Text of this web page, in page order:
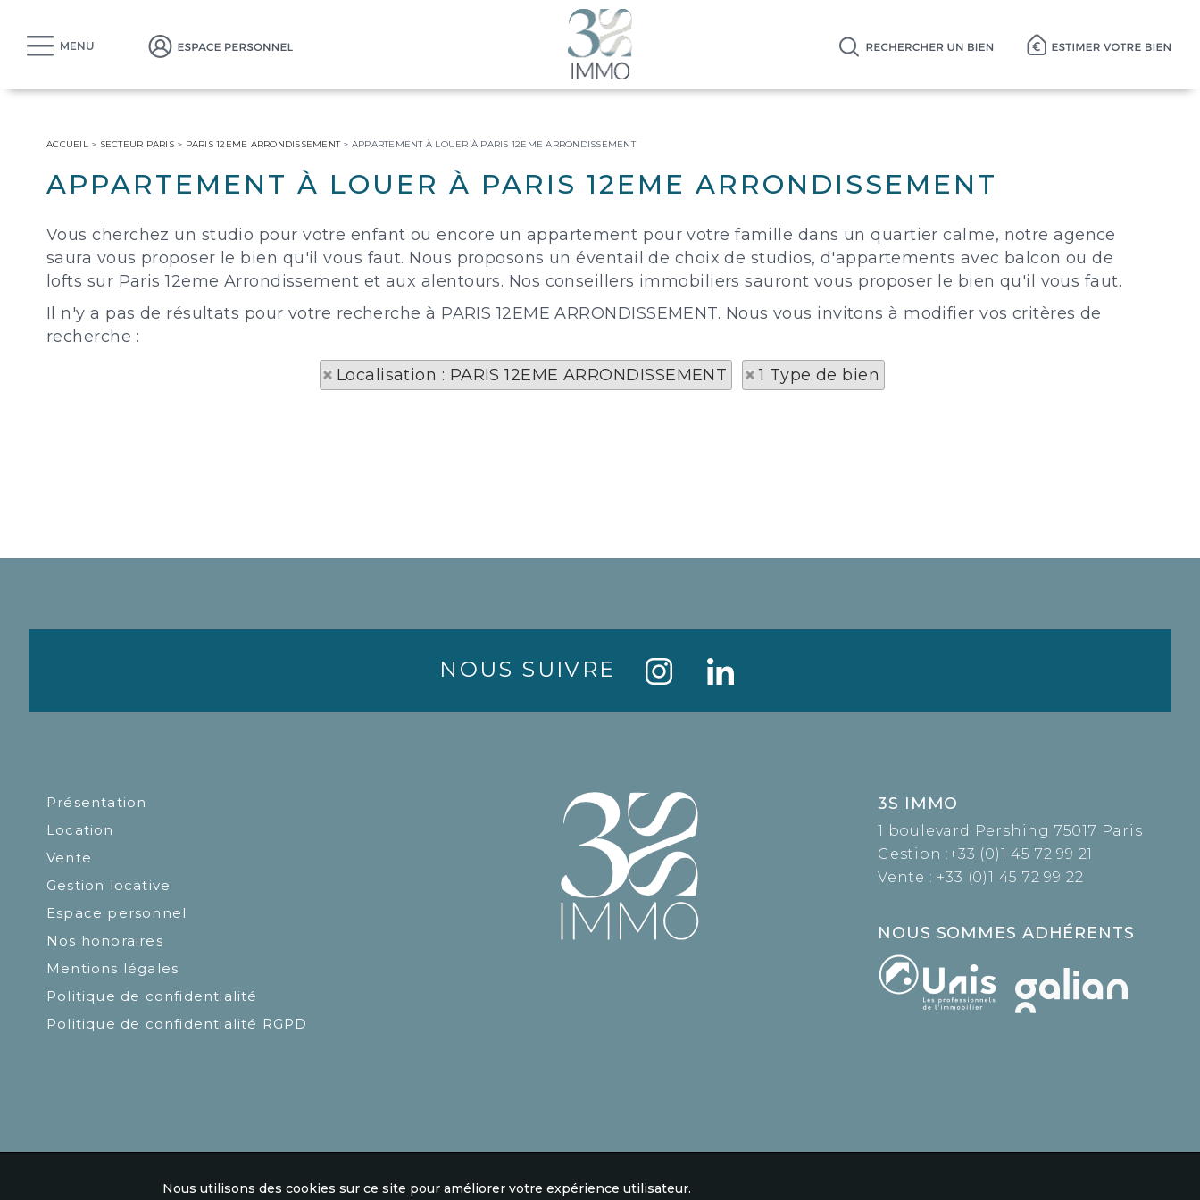
MENU
ACCUEIL> SECTEUR PARIS> PARIS 12EME ARRONDISSEMENT> APPARTEMENT À LOUER À PARIS 12EME ARRONDISSEMENT
APPARTEMENT À LOUER À PARIS 12EME ARRONDISSEMENT
Vous cherchez un studio pour votre enfant ou encore un appartement pour votre famille dans un quartier calme, notre agence
saura vous proposer le bien qu'il vous faut. Nous proposons un éventail de choix de studios, d'appartements avec balcon ou de
lofts sur Paris 12eme Arrondissement et aux alentours. Nos conseillers immobiliers sauront vous proposer le bien qu'il vous faut.
Il n'y a pas de résultats pour votre recherche à PARIS 12EME ARRONDISSEMENT. Nous vous invitons à modifier vos critères de
recherche :
Localisation : PARIS 12EME ARRONDISSEMENT
1 Type de bien
NOUS SUIVRE
Présentation
Location
Vente
Gestion locative
Espace personnel
Nos honoraires
Mentions légales
Politique de confidentialité
Politique de confidentialité RGPD
3S IMMO
1 boulevard Pershing 75017 Paris
Gestion :+33 (0)1 45 72 99 21
Vente : +33 (0)1 45 72 99 22
NOUS SOMMES ADHÉRENTS
Nous utilisons des cookies sur ce site pour améliorer votre expérience utilisateur.